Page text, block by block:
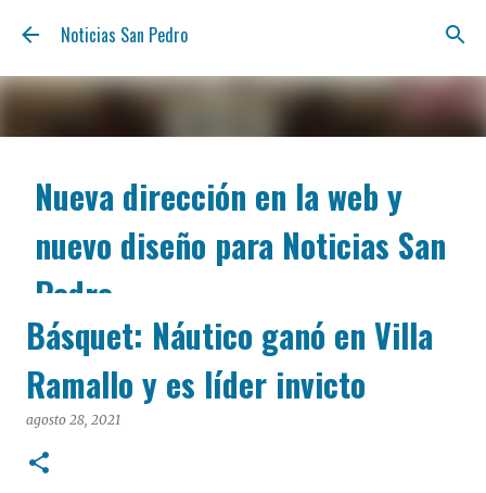
Ir al contenido principal
Noticias San Pedro
Nueva dirección en la web y
nuevo diseño para Noticias San
Pedro
agosto 06, 2026
Nos renovamos para estar más cerca tuyo y ofrecerte
la información de San Pedro con la claridad y la
inmediatez de siempre. A partir de hoy, podés
notisanpedro.com.ar . Acompañamos esta mudanza
Básquet: Náutico ganó en Villa
Ramallo y es líder invicto
agosto 28, 2021